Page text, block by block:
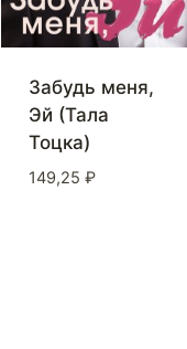
Забудь меня,
Эй (Тала
Тоцка)
149,25 ₽